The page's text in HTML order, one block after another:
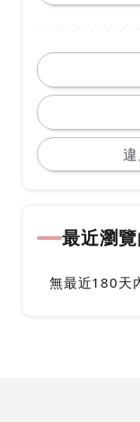
最近瀏
無最近180天